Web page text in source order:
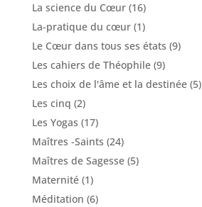
La science du Cœur(16)
La-pratique du cœur(1)
Le Cœur dans tous ses états (9)
Les cahiers de Théophile(9)
Les choix de l'âme et la destinée(5)
Les cinq (2)
Les Yogas (17)
Maîtres -Saints (24)
Maîtres de Sagesse(5)
Maternité(1)
Méditation (6)